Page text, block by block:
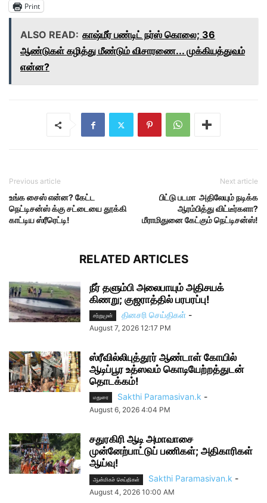
Print
ALSO READ: காஷ்மீர் பண்டிட் நர்ஸ் கொலை; 36
ஆண்டுகள் கழித்து மீண்டும் விசாரணை... முக்கியத்துவம்
என்ன?
Previous article
உங்க சைஸ் என்ன? கேட்ட
நெட்டிசன்ஸ் க்கு சட்டையை தூக்கி
காட்டிய ஸ்ரீரெட்டி!
Next article
பிட்டு படமா அதிலேயும் நடிக்க
ஆரம்பித்து விட்டீர்களா?
மீராமிதுனை கேட்கும் நெட்டிசன்ஸ்!
RELATED ARTICLES
நீர் தளும்பி அலைபாயும் அதிசயக்
கிணறு; குஜராத்தில் பரபரப்பு!
சற்றுமுன் தினசரி செய்திகள் -
August 7, 2026 12:17 PM
ஸ்ரீவில்லிபுத்தூர் ஆண்டாள் கோயில்
ஆடிப்பூர உத்ஸவம் கொடியேற்றத்துடன்
தொடக்கம்!
மதுரை Sakthi Paramasivan.k -
August 6, 2026 4:04 PM
சதுரகிரி ஆடி அமாவாசை
முன்னேற்பாட்டுப் பணிகள்; அதிகாரிகள்
ஆய்வு!
ஆன்மிகச் செய்திகள் Sakthi Paramasivan.k -
August 4, 2026 10:00 AM